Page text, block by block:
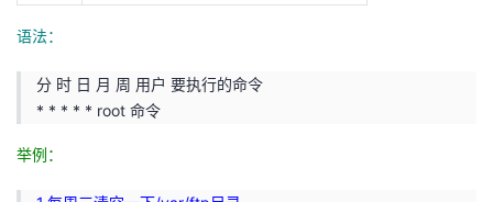
语法：
分 时 日 月 周 用户 要执行的命令
* * * * * root 命令
举例：